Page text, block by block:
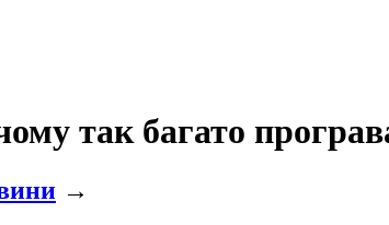
так багато
→